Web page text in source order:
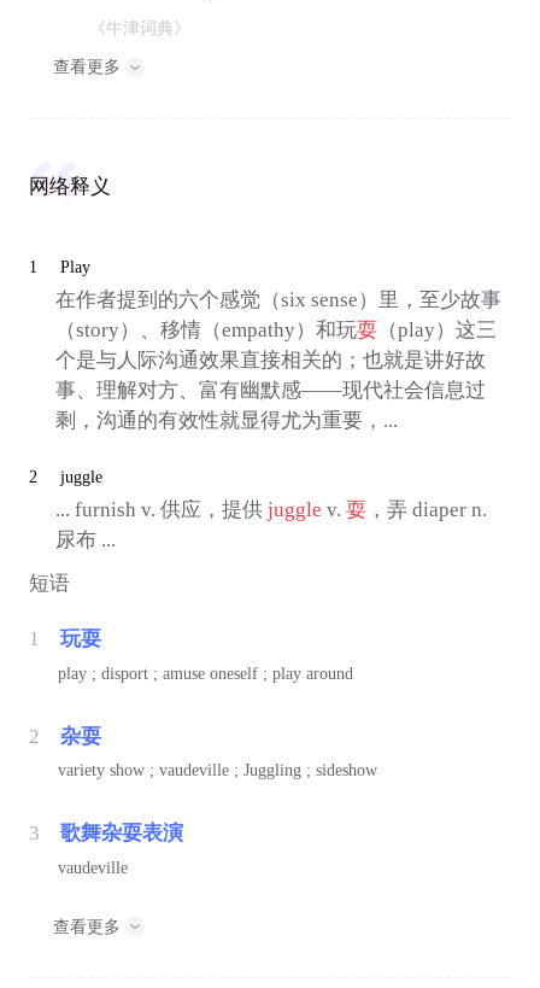
《牛津词典》
查看更多
网络释义
1 Play
在作者提到的六个感觉（six sense）里，至少故事
（story）、移情（empathy）和玩耍（play）这三
个是与人际沟通效果直接相关的；也就是讲好故
事、理解对方、富有幽默感——现代社会信息过
剩，沟通的有效性就显得尤为重要，...
2 juggle
... furnish v. 供应，提供 juggle v. 耍，弄 diaper n.
尿布 ...
短语
1 玩耍
play ; disport ; amuse oneself ; play around
2 杂耍
variety show ; vaudeville ; Juggling ; sideshow
3 歌舞杂耍表演
vaudeville
查看更多